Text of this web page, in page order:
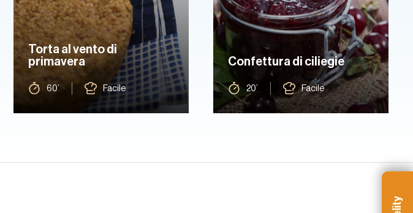
Torta al vento di
primavera
60’ Facile
Confettura di ciliegie
20’ Facile